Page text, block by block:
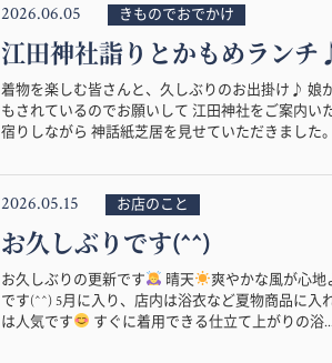
2026.06.05 きものでおでかけ
江田神社詣りとかもめランチ
着物を楽しむ皆さんと、久しぶりのお出掛け♪ 娘
もされているのでお願いして 江田神社をご案内
宿りしながら 神話紙芝居を見せていただきました
2026.05.15 お店のこと
お久しぶりです(^^)
お久しぶりの更新です 晴天
爽やかな風が心地
です(^^) 5月に入り、店内は浴衣など夏物商品に
は人気です
すぐに着用できる仕立て上がりの浴